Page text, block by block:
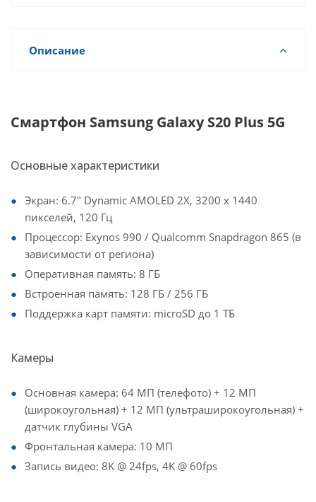
Описание
Смартфон Samsung Galaxy S20 Plus 5G
Основные характеристики
Экран: 6.7" Dynamic AMOLED 2X, 3200 x 1440
пикселей, 120 Гц
Процессор: Exynos 990 / Qualcomm Snapdragon 865 (в
зависимости от региона)
Оперативная память: 8 ГБ
Встроенная память: 128 ГБ / 256 ГБ
Поддержка карт памяти: microSD до 1 ТБ
Камеры
Основная камера: 64 МП (телефото) + 12 МП
(широкоугольная) + 12 МП (ультраширокоугольная) +
датчик глубины VGA
Фронтальная камера: 10 МП
Запись видео: 8K @ 24fps, 4K @ 60fps